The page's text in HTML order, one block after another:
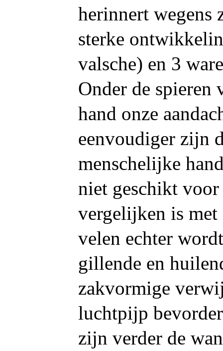
herinnert wegens
sterke
valsche) en 3
Onder de spieren
hand onze
eenvoudiger zijn
menschelijke
niet geschikt voor
vergelijken is
velen echter
gillende en
zakvormige
luchtpijp
zijn verder de